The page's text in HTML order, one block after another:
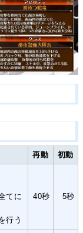
再動 初動
てに
行う
40秒 5秒